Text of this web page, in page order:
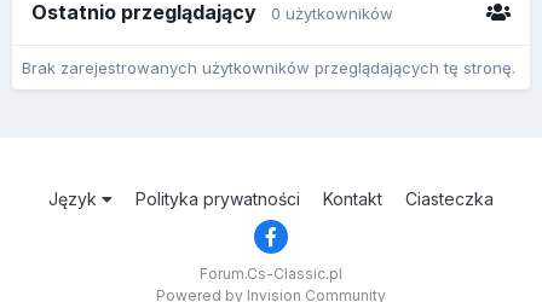
Ostatnio przeglądający 0 użytkowników
Brak zarejestrowanych użytkowników przeglądających tę stronę.
Język Polityka prywatności Kontakt Ciasteczka
Forum.Cs-Classic.pl
Powered by Invision Community